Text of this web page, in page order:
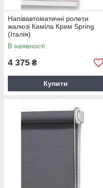
Напівавтоматичні ролети
жалюзі Каміла Крем Spring
(Італія)
В наявності
4 375 ₴
Купити